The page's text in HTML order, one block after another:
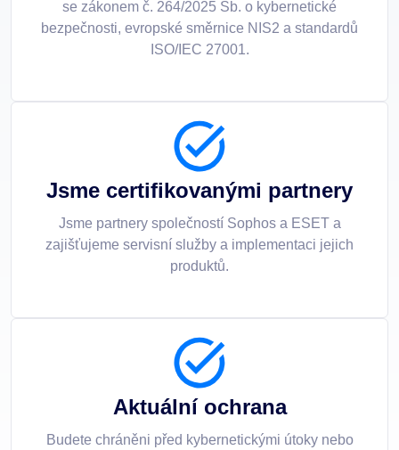
se zákonem č. 264/2025 Sb. o kybernetické
bezpečnosti, evropské směrnice NIS2 a standardů
ISO/IEC 27001.
Jsme certifikovanými partnery
Jsme partnery společností Sophos a ESET a
zajišťujeme servisní služby a implementaci jejich
produktů.
Aktuální ochrana
Budete chráněni před kybernetickými útoky nebo